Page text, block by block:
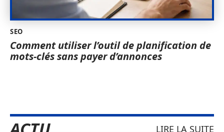
SEO
Comment utiliser l’outil de planification de
mots-clés sans payer d’annonces
LIRE LA SUITE